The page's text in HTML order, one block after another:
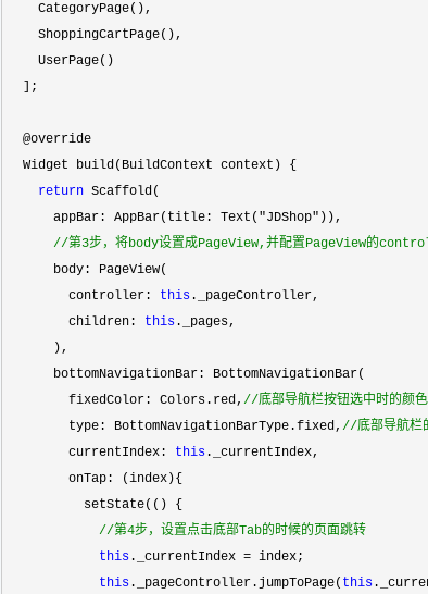
    CategoryPage(),
    ShoppingCartPage(),
    UserPage()
  ];
  @override
  Widget build(BuildContext context) {
return Scaffold(
      appBar: AppBar(title: Text(
"JDShop" )),
//第3步，将body设置成PageView,并配置PageView的
      body: PageView(
        controller:
this ._pageController,
        children:
this ._pages,
      ),
      bottomNavigationBar: BottomNavigationBar(
        fixedColor: Colors.red,
//底部导航栏按钮选中时的颜色
        type: BottomNavigationBarType.fixed,
//底部导航栏
        currentIndex:
this ._currentIndex,
        onTap: (index){
          setState(() {
//第4步，设置点击底部Tab的时候的页面跳转
this ._currentIndex = index;
this ._pageController.jumpToPage( this